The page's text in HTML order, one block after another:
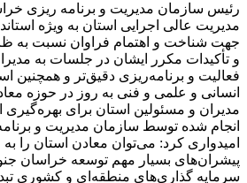
رئیس سازمان مدیریت و برنامه ریزی
مدیریت عالی اجرایی استان به ویژه
جهت شناخت و اهتمام فراوان نسبت به
و تأکیدات مکرر ایشان در جلسات به
فعالیت و برنامه‌ریزی دقیق‌تر و همچنین
انسانی و علمی و فنی به روز در حوزه
مدیران و مسئولین استان برای بهره‌گیری
انجام شده توسط سازمان مدیریت و
امیدواری کرد: می‌توان معادن استان را به
پیشران‌های بسیار مهم توسعه خراسان
سرمایه گذاری‌های منطقه‌ای و کشوری